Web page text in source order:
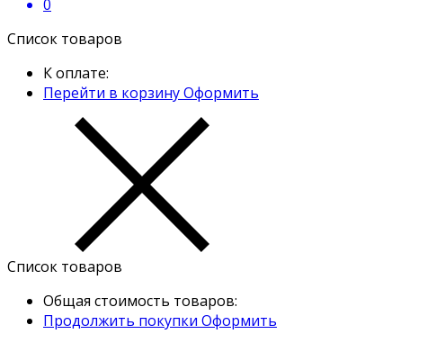
0
Список товаров
К оплате:
Перейти в корзинуОформить
Список товаров
Общая стоимость товаров:
Продолжить покупки Оформить